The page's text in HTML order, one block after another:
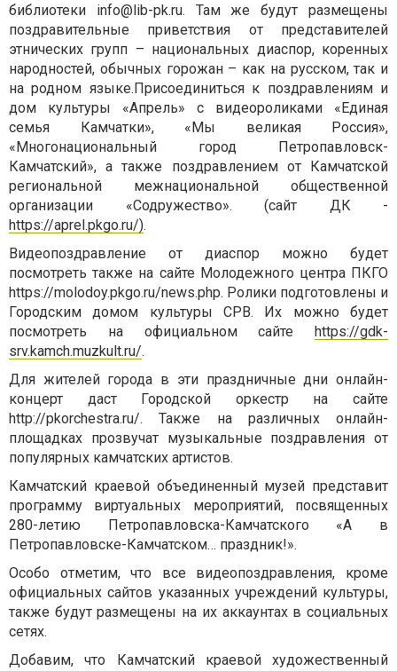
библиотеки info@lib-pk.ru. Там же будут размещены
поздравительные приветствия от представителей
этнических групп – национальных диаспор, коренных
народностей, обычных горожан – как на русском, так и
на родном языке.Присоединиться к поздравлениям и
дом культуры «Апрель» с видеороликами «Единая
семья Камчатки», «Мы великая Россия»,
«Многонациональный город Петропавловск-
Камчатский», а также поздравлением от Камчатской
региональной межнациональной общественной
организации «Содружество». (сайт ДК -
https://aprel.pkgo.ru/).
Видеопоздравление от диаспор можно будет
посмотреть также на сайте Молодежного центра ПКГО
https://molodoy.pkgo.ru/news.php. Ролики подготовлены и
Городским домом культуры СРВ. Их можно будет
посмотреть на официальном сайте https://gdk-
srv.kamch.muzkult.ru/.
Для жителей города в эти праздничные дни онлайн-
концерт даст Городской оркестр на сайте
http://pkorchestra.ru/. Также на различных онлайн-
площадках прозвучат музыкальные поздравления от
популярных камчатских артистов.
Камчатский краевой объединенный музей представит
программу виртуальных мероприятий, посвященных
280-летию Петропавловска-Камчатского «А в
Петропавловске-Камчатском… праздник!».
Особо отметим, что все видеопоздравления, кроме
официальных сайтов указанных учреждений культуры,
также будут размещены на их аккаунтах в социальных
сетях.
Добавим, что Камчатский краевой художественный